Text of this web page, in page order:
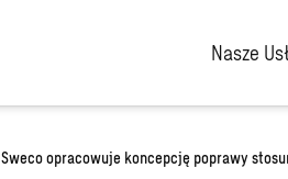
Nasze
Sweco opracowuje koncepcję poprawy